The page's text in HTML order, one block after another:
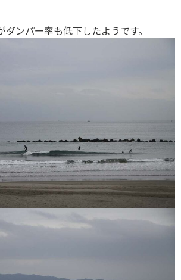
ダンパー率も低下したようです。